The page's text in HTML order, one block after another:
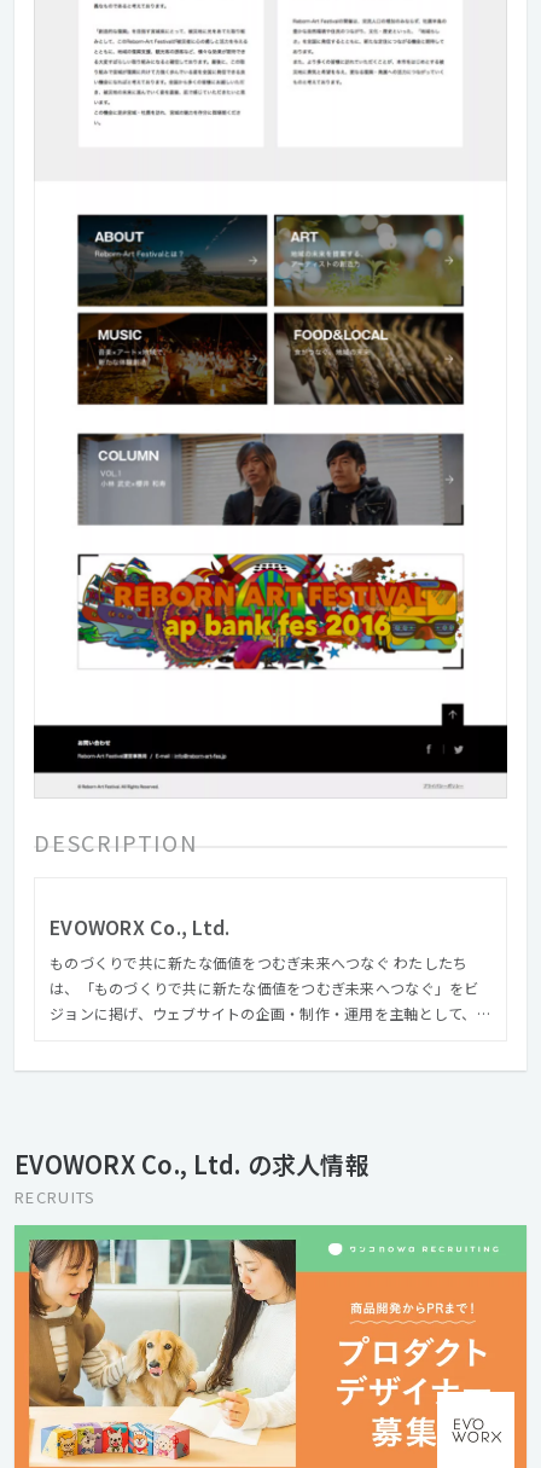
DESCRIPTION
EVOWORX Co., Ltd.
ものづくりで共に新たな価値をつむぎ未来へつなぐ わたしたち
は、「ものづくりで共に新たな価値をつむぎ未来へつなぐ」をビ
ジョンに掲げ、ウェブサイトの企画・制作・運用を主軸として、コ
活動、業界の垣根を超えて、多種多様のパートナーとの協業によ
り、高い次元でのコミュニケーションデザインを遂行できる体制
デザインする。それがエヴォワークスです。
EVOWORX Co., Ltd. の求人情報
RECRUITS